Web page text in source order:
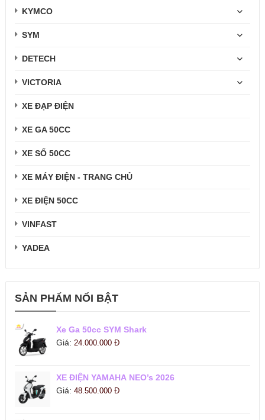
KYMCO
SYM
DETECH
VICTORIA
XE ĐẠP ĐIỆN
XE GA 50CC
XE SỐ 50CC
XE MÁY ĐIỆN - TRANG CHỦ
XE ĐIỆN 50CC
VINFAST
YADEA
SẢN PHẨM NỔI BẬT
Xe Ga 50cc SYM Shark
Giá: 24.000.000 Đ
XE ĐIỆN YAMAHA NEO’s 2026
Giá: 48.500.000 Đ